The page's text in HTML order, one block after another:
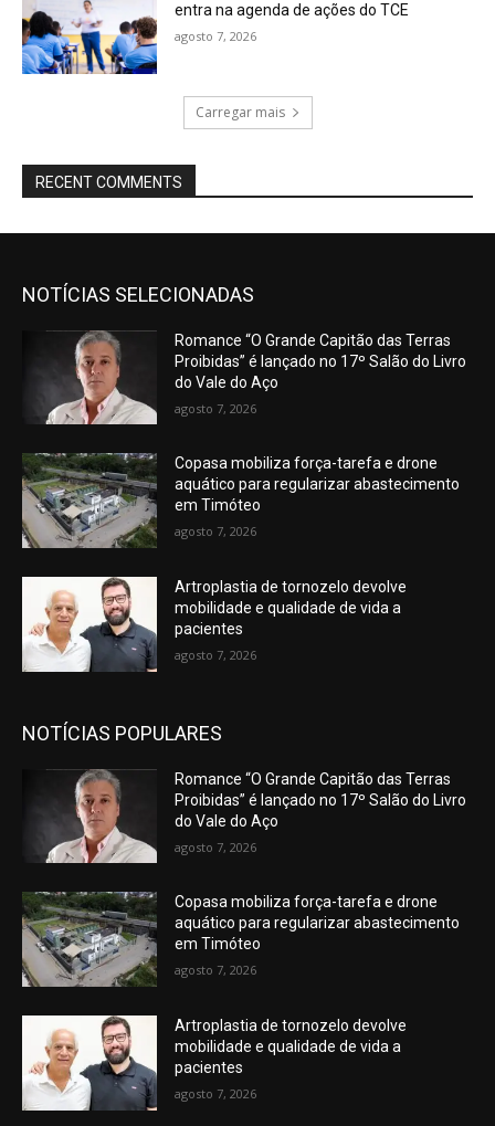
entra na agenda de ações do TCE
agosto 7, 2026
Carregar mais
RECENT COMMENTS
NOTÍCIAS SELECIONADAS
Romance “O Grande Capitão das Terras
Proibidas” é lançado no 17º Salão do Livro
do Vale do Aço
agosto 7, 2026
Copasa mobiliza força-tarefa e drone
aquático para regularizar abastecimento
em Timóteo
agosto 7, 2026
Artroplastia de tornozelo devolve
mobilidade e qualidade de vida a
pacientes
agosto 7, 2026
NOTÍCIAS POPULARES
Romance “O Grande Capitão das Terras
Proibidas” é lançado no 17º Salão do Livro
do Vale do Aço
agosto 7, 2026
Copasa mobiliza força-tarefa e drone
aquático para regularizar abastecimento
em Timóteo
agosto 7, 2026
Artroplastia de tornozelo devolve
mobilidade e qualidade de vida a
pacientes
agosto 7, 2026